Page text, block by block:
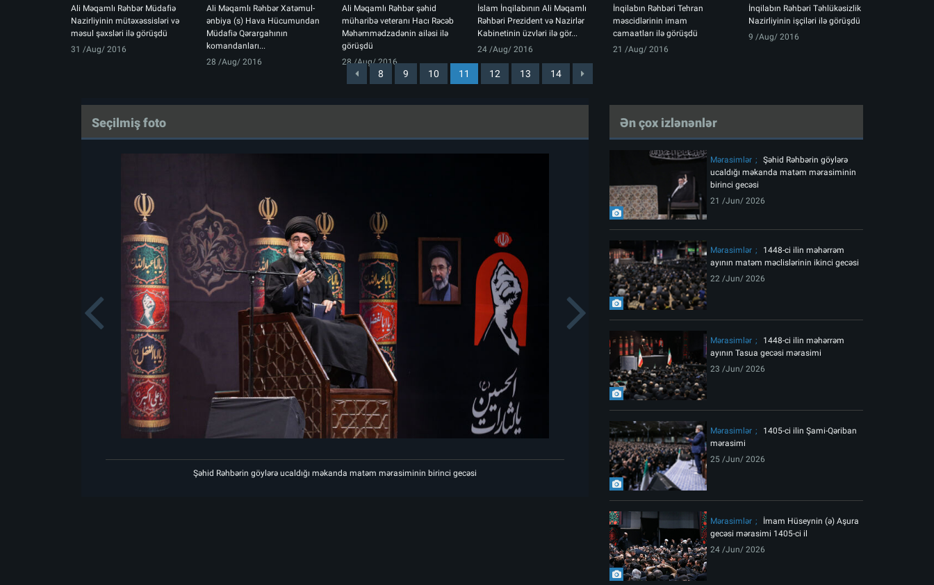
Ali Məqamlı Rəhbər Müdafiə
Nazirliyinin mütəxəssisləri və
məsul şəxsləri ilə görüşdü
31 /Aug/ 2016
Ali Məqamlı Rəhbər Xatəmul-
ənbiya (s) Hava Hücumundan
Müdafiə Qərargahının
komandanları...
28 /Aug/ 2016
Ali Məqamlı Rəhbər şəhid
müharibə veteranı Hacı Rəcəb
Məhəmmədzadənin ailəsi ilə
görüşdü
28 /Aug/ 2016
İslam İnqilabının Ali Məqamlı
Rəhbəri Prezident və Nazirlər
Kabinetinin üzvləri ilə gör...
24 /Aug/ 2016
İnqilabın Rəhbəri Tehran
məscidlərinin imam
camaatları ilə görüşdü
21 /Aug/ 2016
İnqilabın Rəhbəri Təhlükəsizlik
Nazirliyinin işçiləri ilə görüşdü
9 /Aug/ 2016
8 9 10 11 12 13 14
Seçilmiş foto
Şəhid Rəhbərin göylərə ucaldığı məkanda matəm mərasiminin birinci gecəsi
Previous Next
Ən çox izlənənlər
Mərasimlər
Şəhid Rəhbərin göylərə
ucaldığı məkanda matəm mərasiminin
birinci gecəsi
21 /Jun/ 2026
Mərasimlər
1448-ci ilin məhərrəm
ayının matəm məclislərinin ikinci gecəsi
22 /Jun/ 2026
Mərasimlər
1448-ci ilin məhərrəm
ayının Tasua gecəsi mərasimi
23 /Jun/ 2026
Mərasimlər
1405-ci ilin Şami-Qəriban
mərasimi
25 /Jun/ 2026
Mərasimlər
İmam Hüseynin (ə) Aşura
gecəsi mərasimi 1405-ci il
24 /Jun/ 2026